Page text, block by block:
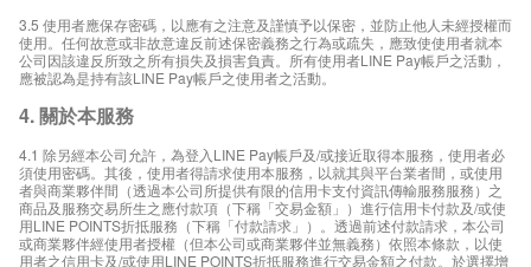
3.5 使用者應保存密碼，以應有之注意及謹慎予以保密，並防止他人未經授權而
使用。任何故意或非故意違反前述保密義務之行為或疏失，應致使使用者就本
公司因該違反所致之所有損失及損害負責。所有使用者LINE Pay帳戶之活動，
應被認為是持有該LINE Pay帳戶之使用者之活動。
4. 關於本服務
4.1 除另經本公司允許，為登入LINE Pay帳戶及/或接近取得本服務，使用者必
須使用密碼。其後，使用者得請求使用本服務，以就其與平台業者間，或使用
者與商業夥伴間（透過本公司所提供有限的信用卡支付資訊傳輸服務服務）之
商品及服務交易所生之應付款項（下稱「交易金額」）進行信用卡付款及/或使
用LINE POINTS折抵服務（下稱「付款請求」）。透過前述付款請求，本公司
或商業夥伴經使用者授權（但本公司或商業夥伴並無義務）依照本條款，以使
用者之信用卡及/或使用LINE POINTS折抵服務進行交易金額之付款。於選擇增